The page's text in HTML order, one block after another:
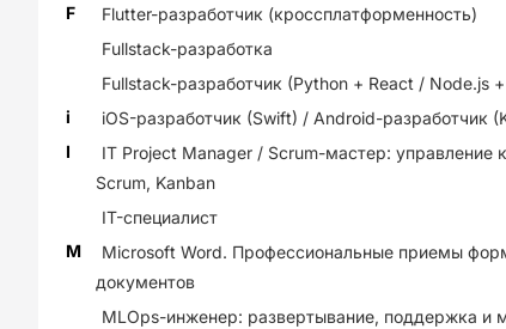
F
Flutter-разработчик (кроссплатформенность)
Fullstack-разработка
Fullstack-разработчик (Python + React / Node.js
i
iOS-разработчик (Swift) / Android-разработчик
I
IT Project Manager / Scrum-мастер: управление
Scrum, Kanban
IT-специалист
M
Microsoft Word. Профессиональные приемы
документов
MLOps-инженер: развертывание, поддержка и